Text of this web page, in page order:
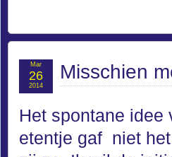
Misschien
Mar
26
2014
Het spontane idee
etentje gaf niet